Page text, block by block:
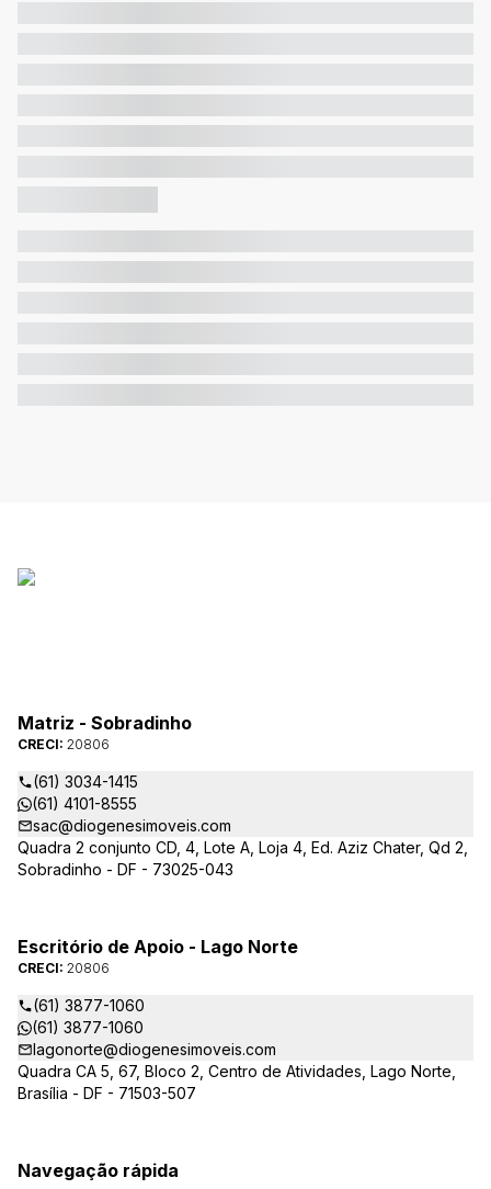
Matriz - Sobradinho
CRECI: 20806
(61) 3034-1415
(61) 4101-8555
sac@diogenesimoveis.com
Quadra 2 conjunto CD, 4, Lote A, Loja 4, Ed. Aziz Chater, Qd 2,
Sobradinho - DF - 73025-043
Escritório de Apoio - Lago Norte
CRECI: 20806
(61) 3877-1060
(61) 3877-1060
lagonorte@diogenesimoveis.com
Quadra CA 5, 67, Bloco 2, Centro de Atividades, Lago Norte,
Brasília - DF - 71503-507
Navegação rápida